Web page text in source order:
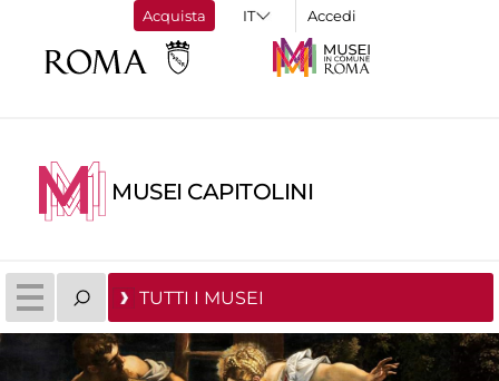
Acquista Accedi
MUSEI CAPITOLINI
TUTTI I MUSEI